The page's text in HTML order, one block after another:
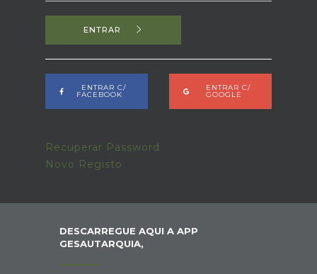
ENTRAR
ENTRAR C/
FACEBOOK
ENTRAR C/
GOOGLE
Recuperar Password
Novo Registo
DESCARREGUE AQUI A APP
GESAUTARQUIA,